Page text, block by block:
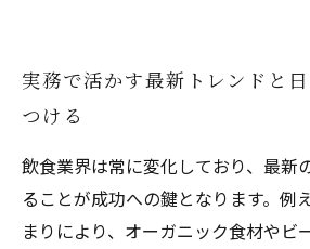
実務で活かす最新トレンドと
つける
飲食業界は常に変化しており、最新
ることが成功への鍵となります。例
まりにより、オーガニック食材やビ